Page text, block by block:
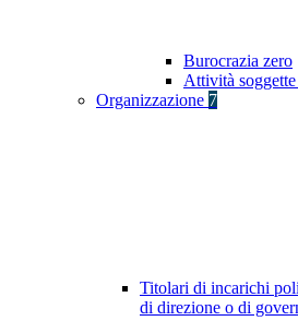
Burocrazia zero
Attività
Organizzazione 7
Titolari di incarichi
di direzione o di